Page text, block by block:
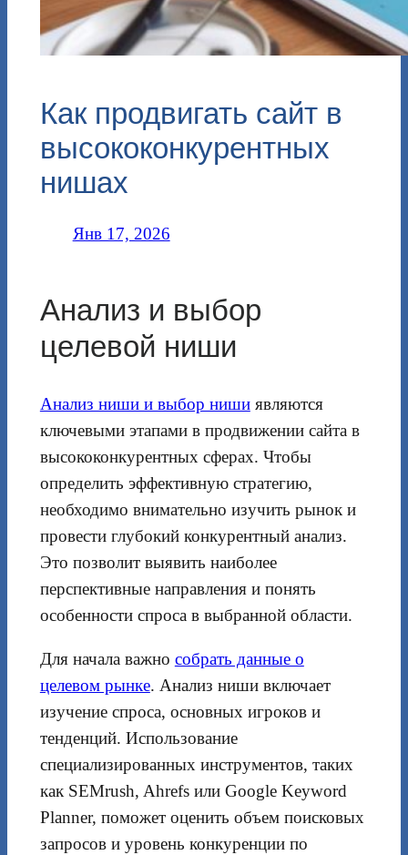
Как продвигать сайт в
высококонкурентных
нишах
Янв 17, 2026
Анализ и выбор
целевой ниши
Анализ ниши и выбор нишиявляются
ключевыми этапами в продвижении сайта в
высококонкурентных сферах. Чтобы
определить эффективную стратегию,
необходимо внимательно изучить рынок и
провести глубокий конкурентный анализ.
Это позволит выявить наиболее
перспективные направления и понять
особенности спроса в выбранной области.
Для начала важно собрать данные о
целевом рынке. Анализ ниши включает
изучение спроса, основных игроков и
тенденций. Использование
специализированных инструментов, таких
как SEMrush, Ahrefs или Google Keyword
Planner, поможет оценить объем поисковых
запросов и уровень конкуренции по